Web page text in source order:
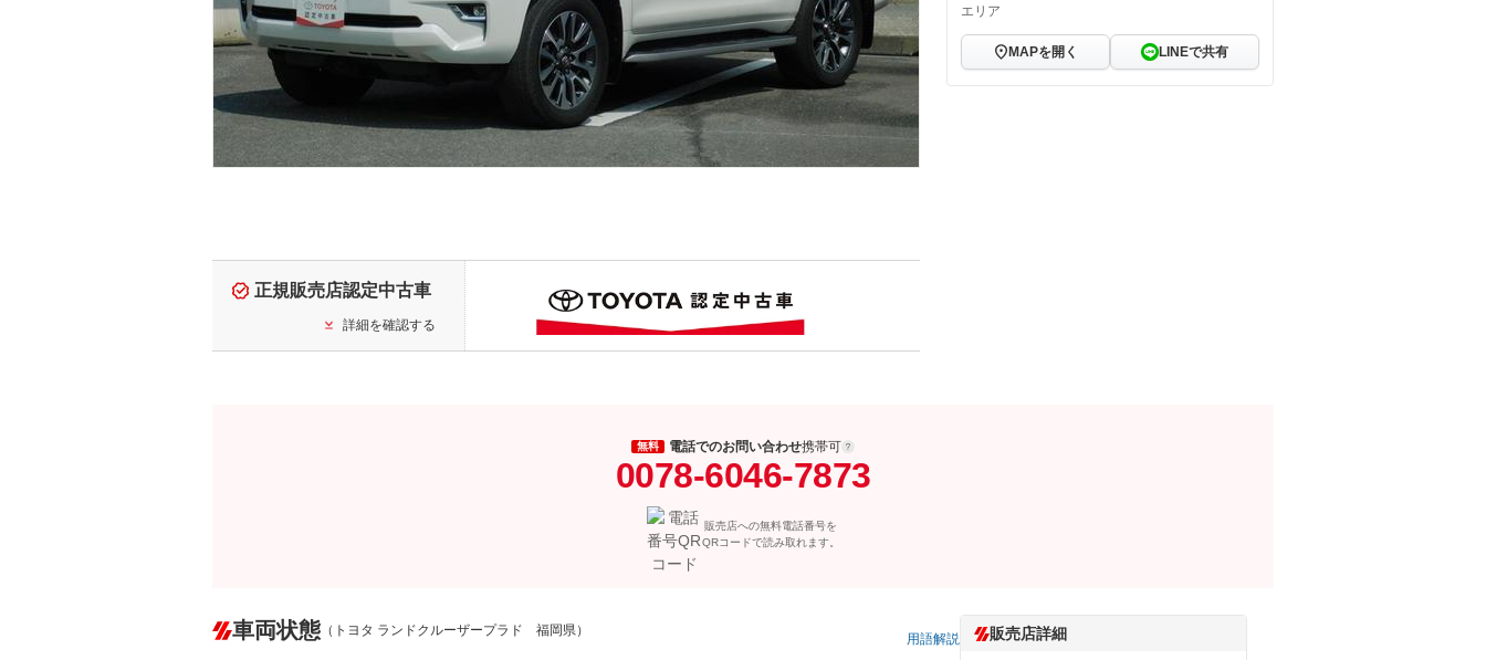
正規販売店認定中古車
詳細を確認する
エリア
MAPを開く LINEで共有
無料 電話でのお問い合わせ携帯可
0078-6046-7873
販売店への無料電話番号を
QRコードで読み取れます。
車両状態 （トヨタ ランドクルーザープラド 福岡県）
用語解説 販売店詳細